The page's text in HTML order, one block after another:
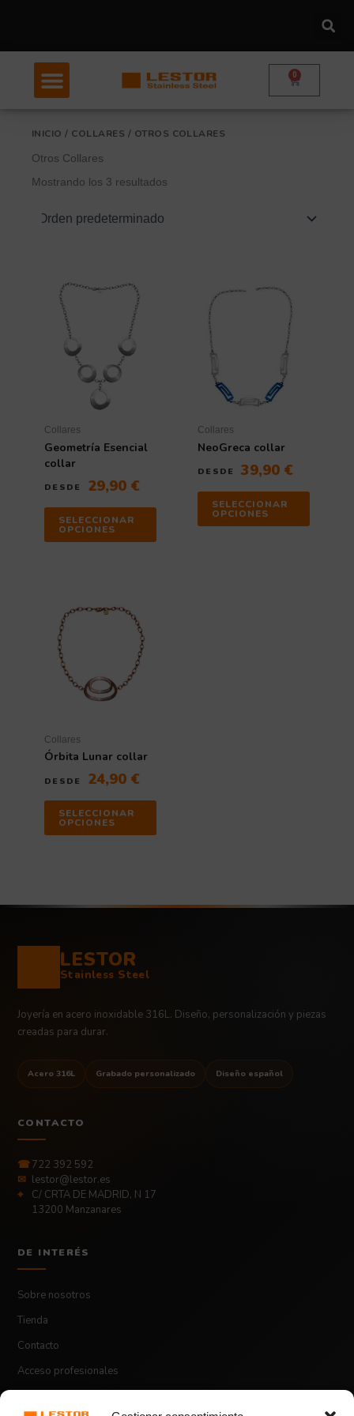
0
Carrito
INICIO / COLLARES / OTROS COLLARES
Otros Collares
Mostrando los 3 resultados
Collares
Geometría Esencial
collar
DESDE 29,90 €
SELECCIONAR
OPCIONES
Collares
NeoGreca collar
DESDE 39,90 €
SELECCIONAR
OPCIONES
Collares
Órbita Lunar collar
DESDE 24,90 €
SELECCIONAR
OPCIONES
LESTOR
Stainless Steel
Joyería en acero inoxidable 316L. Diseño, personalización y piezas
creadas para durar.
Acero 316L Grabado personalizado Diseño español
CONTACTO
☎722 392 592
✉ lestor@lestor.es
⌖
C/ CRTA DE MADRID, N 17
13200 Manzanares
DE INTERÉS
Sobre nosotros
Tienda
Contacto
Acceso profesionales